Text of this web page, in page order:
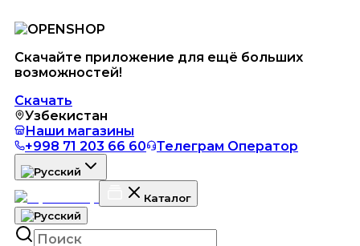
Скачайте приложение для ещё больших
возможностей!
Скачать
Узбекистан
Наши магазины
+998 71 203 66 60
Телеграм Оператор
Каталог